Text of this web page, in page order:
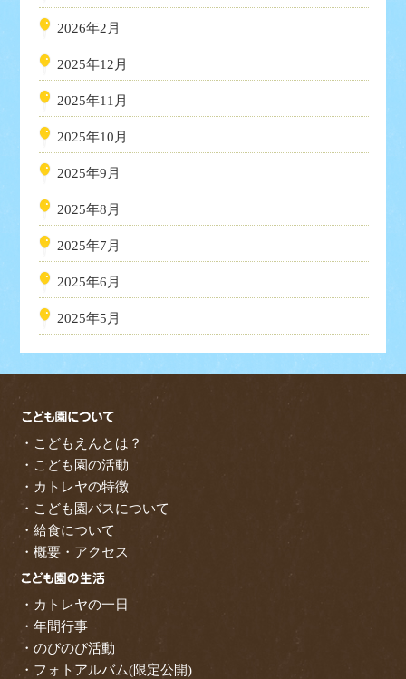
2026年2月
2025年12月
2025年11月
2025年10月
2025年9月
2025年8月
2025年7月
2025年6月
2025年5月
・こどもえんとは？
・こども園の活動
・カトレヤの特徴
・こども園バスについて
・給食について
・概要・アクセス
・カトレヤの一日
・年間行事
・のびのび活動
・フォトアルバム(限定公開)